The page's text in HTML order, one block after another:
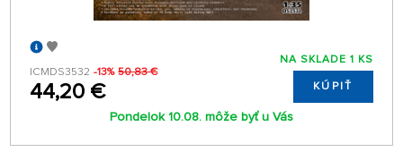
ICMDS3532 -13% 50,83 €
44,20 €
NA SKLADE 1 KS
KÚPIŤ
Pondelok 10.08. môže byť u Vás